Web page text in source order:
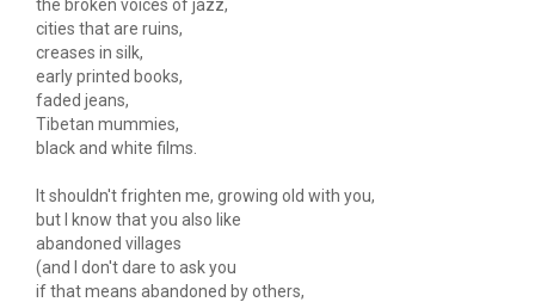
the broken voices of jazz,
cities that are ruins,
creases in silk,
early printed books,
faded jeans,
Tibetan mummies,
black and white films.
It shouldn't frighten me, growing old with you,
but I know that you also like
abandoned villages
(and I don't dare to ask you
if that means abandoned by others,